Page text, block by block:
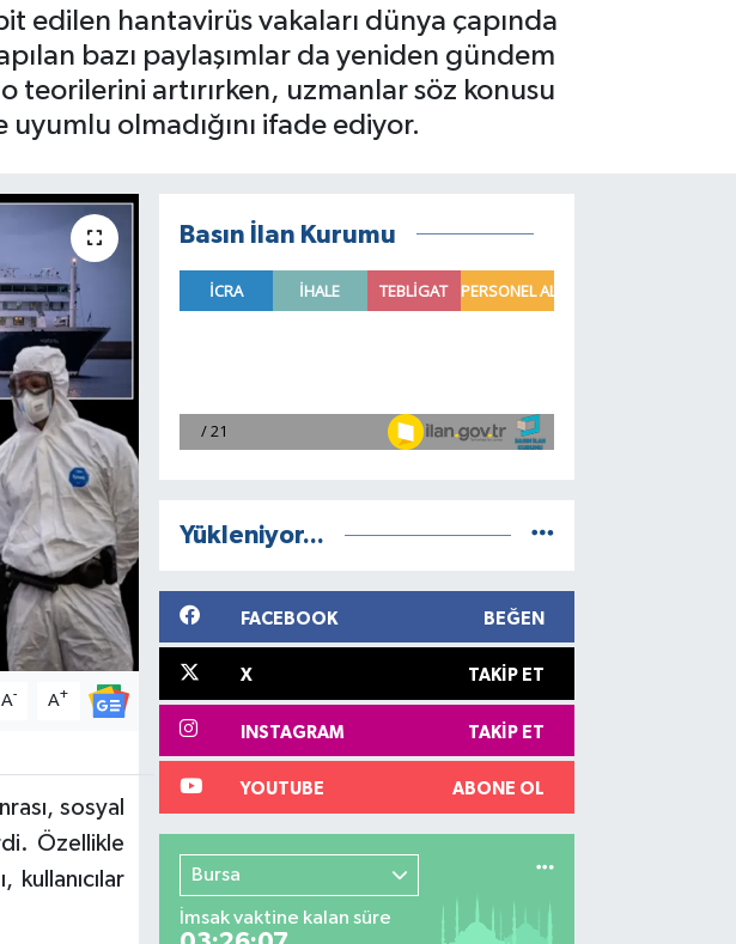
edilen hantavirüs vakaları dünya çapında
bazı paylaşımlar da yeniden gündem
teorilerini artırırken, uzmanlar söz konusu
olmadığını ifade ediyor.
A- A+
sosyal
Özellikle
Basın İlan Kurumu
Yükleniyor...
FACEBOOK BEĞEN
X TAKIP ET
INSTAGRAM TAKIP ET
YOUTUBE ABONE OL
Bursa
İmsak vaktine kalan süre